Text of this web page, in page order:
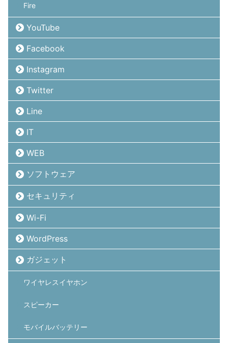
Fire
YouTube
Facebook
Instagram
Twitter
Line
IT
WEB
ソフトウェア
セキュリティ
Wi-Fi
WordPress
ガジェット
ワイヤレスイヤホン
スピーカー
モバイルバッテリー